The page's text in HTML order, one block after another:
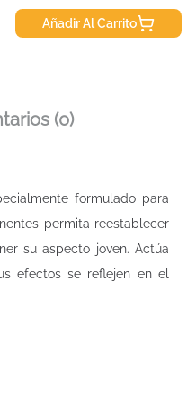
Añadir Al Carrito
(0)
formulado para
permita reestablecer
su aspecto joven. Actúa
efectos se reflejen en el